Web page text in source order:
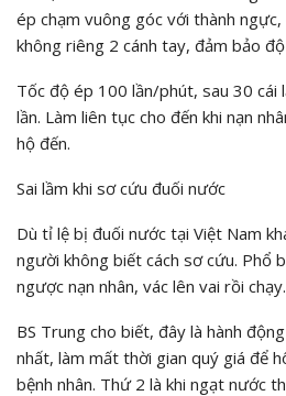
ép chạm vuông góc với thành
không riêng 2 cánh tay, đảm bảo
Tốc độ ép 100 lần/phút, sau 30 cái
lần. Làm liên tục cho đến khi nạn
hộ đến.
Sai lầm khi sơ cứu đuối nước
Dù tỉ lệ bị đuối nước tại Việt Nam
người không biết cách sơ cứu. Phổ
ngược nạn nhân, vác lên vai rồi chạy.
BS Trung cho biết, đây là hành
nhất, làm mất thời gian quý giá để
bệnh nhân. Thứ 2 là khi ngạt nước